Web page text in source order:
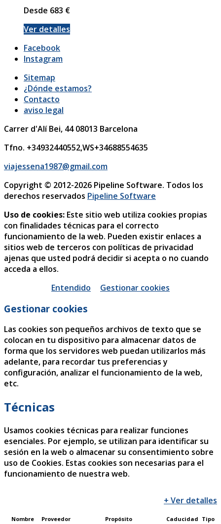
Desde 683 €
Ver detalles
Facebook
Instagram
Sitemap
¿Dónde estamos?
Contacto
aviso legal
Carrer d'Alí Bei, 44 08013 Barcelona
Tfno. +34932440552,WS+34688554635
viajessena1987@gmail.com
Copyright © 2012-2026 Pipeline Software. Todos los
derechos reservados Pipeline Software
Uso de cookies: Este sitio web utiliza cookies propias
con finalidades técnicas para el correcto
funcionamiento de la web. Pueden existir enlaces a
sitios web de terceros con políticas de privacidad
ajenas que usted podrá decidir si acepta o no cuando
acceda a ellos.
Entendido
Gestionar cookies
Gestionar cookies
Las cookies son pequeños archivos de texto que se
colocan en tu dispositivo para almacenar datos de
forma que los servidores web puedan utilizarlos más
adelante, para recordar tus preferencias y
configuración, analizar el funcionamiento de la web,
etc.
Técnicas
Usamos cookies técnicas para realizar funciones
esenciales. Por ejemplo, se utilizan para identificar su
sesión en la web o almacenar su consentimiento sobre
uso de Cookies. Estas cookies son necesarias para el
funcionamiento de nuestra web.
+ Ver detalles
Nombre Proveedor Propósito Caducidad Tipo